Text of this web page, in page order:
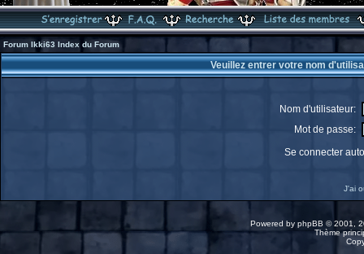
Forum Ikki63 Index du Forum
Veuillez entrer votre nom
Nom d'utilisateur:
Mot de passe:
Se connecter
J'ai
Powered by phpBB © 2001,
Thème